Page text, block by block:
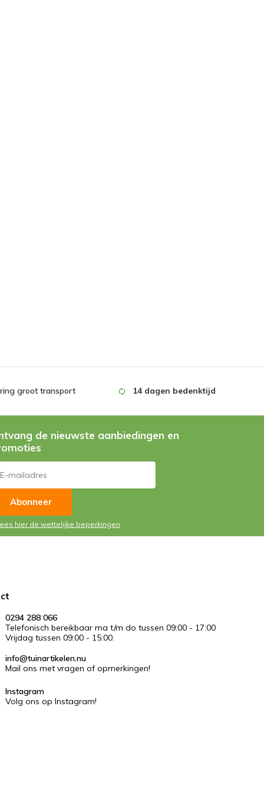
groot transport 14 dagen bedenktijd
de nieuwste aanbiedingen en
Abonneer
hier de wettelijke beperkingen
0294 288 066
Telefonisch bereikbaar ma t/m do tussen 09:00 - 17:00
Vrijdag tussen 09:00 - 15:00.
info@tuinartikelen.nu
Mail ons met vragen of opmerkingen!
Instagram
Volg ons op Instagram!